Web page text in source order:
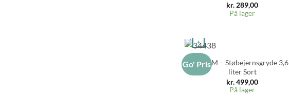
kr. 289,00
På lager
Go' Pris
+
HOLM – Støbejernsgryde 3,6
liter Sort
kr.499,00
På lager